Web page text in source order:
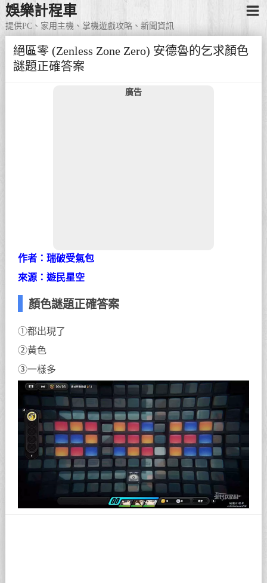
娛樂計程車
提供PC、家用主機、掌機遊戲攻略、新聞資訊
絕區零 (Zenless Zone Zero) 安德魯的乞求顏色
謎題正確答案
廣告
作者：瑞破受氣包
來源：遊民星空
顏色謎題正確答案
①都出現了
②黃色
③一樣多